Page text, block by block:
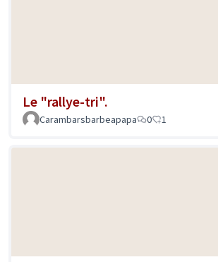
Le "rallye-tri".
Carambarsbarbeapapa
0 1